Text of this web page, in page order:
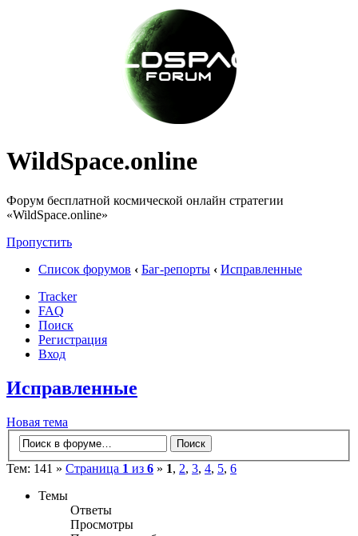
WildSpace.online
Форум бесплатной космической онлайн стратегии
«WildSpace.online»
Пропустить
Список форумов ‹ Баг-репорты ‹ Исправленные
Tracker
FAQ
Поиск
Регистрация
Вход
Исправленные
Новая тема
Тем: 141 » Страница 1 из 6 » 1, 2, 3, 4, 5, 6
Темы
Ответы
Просмотры